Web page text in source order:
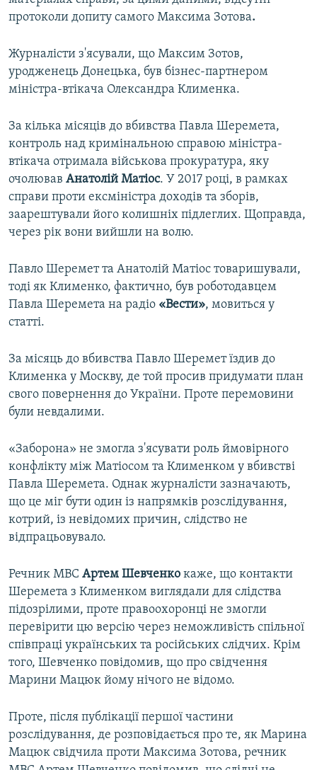
протоколи допиту самого Максима Зотова.
Журналісти з'ясували, що Максим Зотов,
уродженець Донецька, був бізнес-партнером
міністра-втікача Олександра Клименка.
За кілька місяців до вбивства Павла Шеремета,
контроль над кримінальною справою міністра-
втікача отримала військова прокуратура, яку
очолював Анатолій Матіос. У 2017 році, в рамках
справи проти ексміністра доходів та зборів,
заарештували його колишніх підлеглих. Щоправда,
через рік вони вийшли на волю.
Павло Шеремет та Анатолій Матіос товаришували,
тоді як Клименко, фактично, був роботодавцем
Павла Шеремета на радіо «Вести», мовиться у
статті.
За місяць до вбивства Павло Шеремет їздив до
Клименка у Москву, де той просив придумати план
свого повернення до України. Проте перемовини
були невдалими.
«Заборона» не змогла з'ясувати роль ймовірного
конфлікту між Матіосом та Клименком у вбивстві
Павла Шеремета. Однак журналісти зазначають,
що це міг бути один із напрямків розслідування,
котрий, із невідомих причин, слідство не
відпрацьовувало.
Речник МВС Артем Шевченко каже, що контакти
Шеремета з Клименком виглядали для слідства
підозрілими, проте правоохоронці не змогли
перевірити цю версію через неможливість спільної
співпраці українських та російських слідчих. Крім
того, Шевченко повідомив, що про свідчення
Марини Мацюк йому нічого не відомо.
Проте, після публікації першої частини
розслідування, де розповідається про те, як Марина
Мацюк свідчила проти Максима Зотова, речник